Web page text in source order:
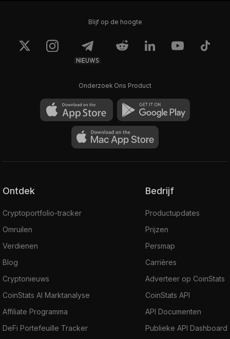
Blijf op de hoogte
NIEUWS
Onderzoek Ons Product
Ontdek
Cryptoportfolio-tracker
Omruilen
Verdienen
Blog
Cryptonieuws
CoinStats AI Marktanalyse
Affiliate Programma
DeFi Portefeuille Tracker
Bedrijf
Productupdates
Prijzen
Persmap
Carrières
Adverteer op CoinStats
CoinStats API
API Documenten
Publieke API Dashboard